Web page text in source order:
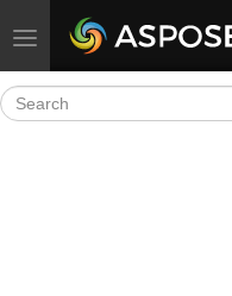
Toggle navigation